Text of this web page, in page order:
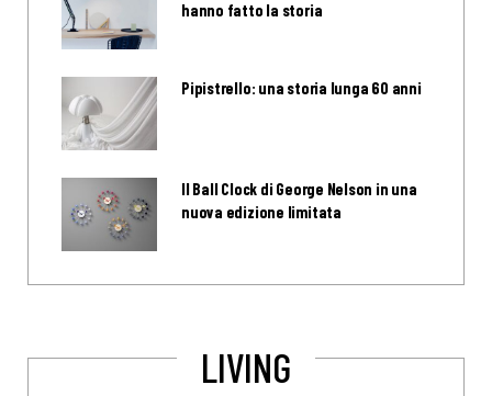
hanno fatto la storia
Pipistrello: una storia lunga 60 anni
Il Ball Clock di George Nelson in una
nuova edizione limitata
LIVING